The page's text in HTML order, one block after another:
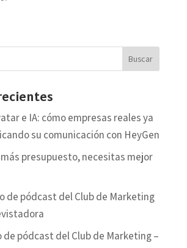
e IA: cómo empresas reales ya
su comunicación con HeyGen
presupuesto, necesitas mejor
de pódcast del Club de Marketing
de pódcast del Club de Marketing –